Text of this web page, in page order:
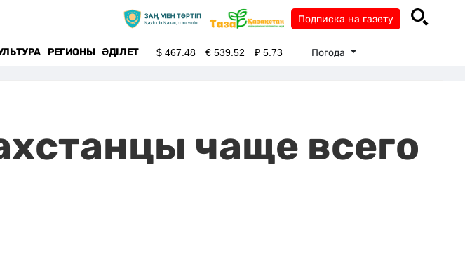
Подписка на газету
РЕГИОНЫ ӘДІЛЕТ $467.48 €539.52 ₽5.73 Погода
чаще всего